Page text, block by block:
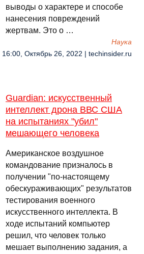
выводы о характере и способе
нанесения повреждений
жертвам. Это о …
Наука
16:00, Октябрь 26, 2022 | techinsider.ru
Guardian: искусственный
интеллект дрона ВВС США
на испытаниях "убил"
мешающего человека
Американское воздушное
командование призналось в
получении "по-настоящему
обескураживающих" результатов
тестирования военного
искусственного интеллекта. В
ходе испытаний компьютер
решил, что человек только
мешает выполнению задания, а